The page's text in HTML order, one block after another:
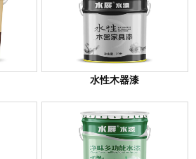
水性木器漆